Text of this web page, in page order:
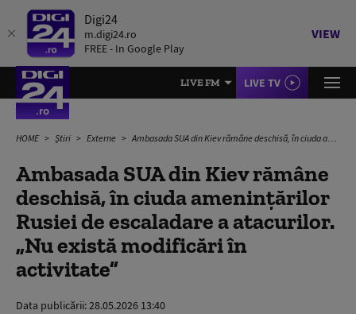
Digi24
m.digi24.ro
FREE - In Google Play
VIEW
LIVE FM LIVE TV
HOME Știri Externe Ambasada SUA din Kiev rămâne deschisă, în ciuda amenințărilor Rusiei de escaladare a atacurilor. „Nu există modificări în activitate”
Ambasada SUA din Kiev rămâne
deschisă, în ciuda amenințărilor
Rusiei de escaladare a atacurilor.
„Nu există modificări în
activitate”
Data publicării:28.05.2026 13:40